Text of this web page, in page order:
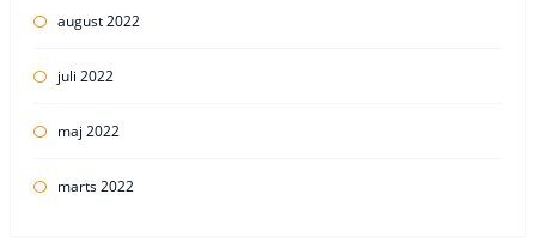
august 2022
juli 2022
maj 2022
marts 2022